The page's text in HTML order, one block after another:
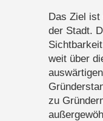
Das Ziel ist
der Stadt.
weit über
zu